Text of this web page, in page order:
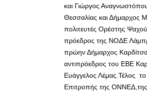
και Γιώργος
Θεσσαλίας και Δήμαρχος
πολιτευτές Ορέστης
πρόεδρος της ΝΟΔΕ
πρώην Δήμαρχος
αντιπρόεδρος του ΕΒΕ
Ευάγγελος Λέμας.Τέλος
Επιτροπής της